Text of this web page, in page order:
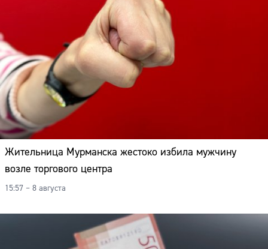
Жительница Мурманска жестоко избила мужчину
возле торгового центра
15:57 – 8 августа
Сайт: